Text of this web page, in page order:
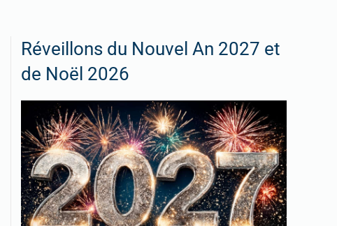
Réveillons du Nouvel An 2027 et
de Noël 2026